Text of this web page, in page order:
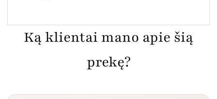
Ką klientai mano apie šią
prekę?